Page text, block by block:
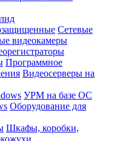
Сетевые
видеокамеры
Программное
Видеосерверы на
УРМ на базе ОС
Оборудование для
Шкафы, коробки,